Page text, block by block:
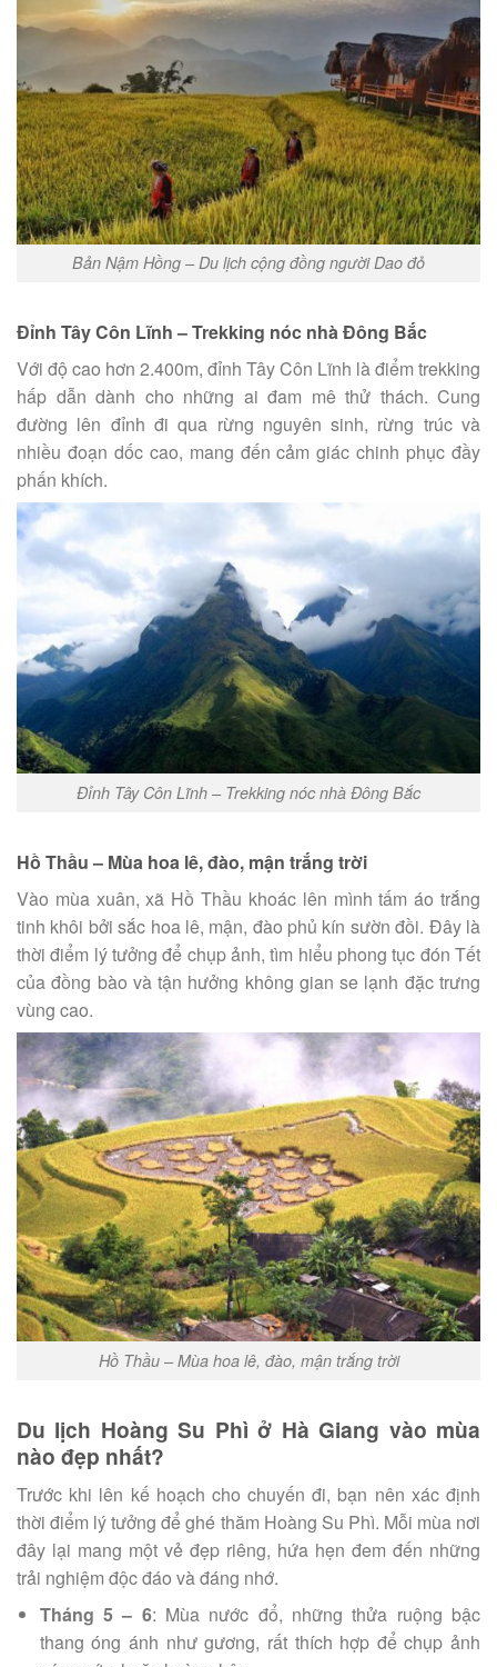
Bản Nậm Hồng – Du lịch cộng đồng người Dao đỏ
Đỉnh Tây Côn Lĩnh – Trekking nóc nhà Đông Bắc
Với độ cao hơn 2.400m, đỉnh Tây Côn Lĩnh là điểm trekking
hấp dẫn dành cho những ai đam mê thử thách. Cung
đường lên đỉnh đi qua rừng nguyên sinh, rừng trúc và
nhiều đoạn dốc cao, mang đến cảm giác chinh phục đầy
phấn khích.
Đỉnh Tây Côn Lĩnh – Trekking nóc nhà Đông Bắc
Hồ Thầu – Mùa hoa lê, đào, mận trắng trời
Vào mùa xuân, xã Hồ Thầu khoác lên mình tấm áo trắng
tinh khôi bởi sắc hoa lê, mận, đào phủ kín sườn đồi. Đây là
thời điểm lý tưởng để chụp ảnh, tìm hiểu phong tục đón Tết
của đồng bào và tận hưởng không gian se lạnh đặc trưng
vùng cao.
Hồ Thầu – Mùa hoa lê, đào, mận trắng trời
Du lịch Hoàng Su Phì ở Hà Giang vào mùa
nào đẹp nhất?
Trước khi lên kế hoạch cho chuyến đi, bạn nên xác định
thời điểm lý tưởng để ghé thăm Hoàng Su Phì. Mỗi mùa nơi
đây lại mang một vẻ đẹp riêng, hứa hẹn đem đến những
trải nghiệm độc đáo và đáng nhớ.
Tháng 5 – 6: Mùa nước đổ, những thửa ruộng bậc
thang óng ánh như gương, rất thích hợp để chụp ảnh